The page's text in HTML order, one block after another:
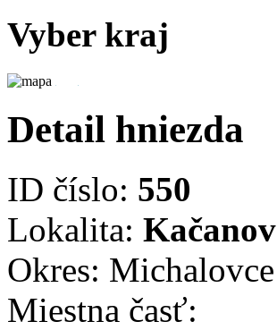
Vyber kraj
Detail hniezda
ID číslo: 550
Lokalita: Kačanov
Okres: Michalovce
Miestna časť: